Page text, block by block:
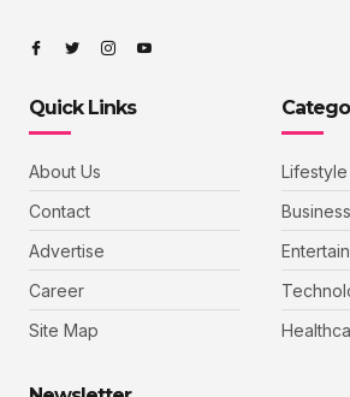
Quick Links
About Us
Contact
Advertise
Career
Site Map
Lifestyle
Business